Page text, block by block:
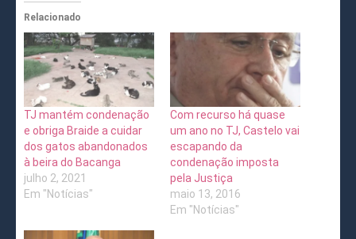
Relacionado
TJ mantém condenação
e obriga Braide a cuidar
dos gatos abandonados
à beira do Bacanga
julho 2, 2021
Em "Notícias"
Com recurso há quase
um ano no TJ, Castelo vai
escapando da
condenação imposta
pela Justiça
maio 13, 2016
Em "Notícias"